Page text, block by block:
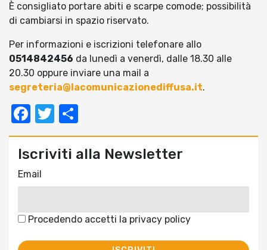
È consigliato portare abiti e scarpe comode; possibilità
di cambiarsi in spazio riservato.
Per informazioni e iscrizioni telefonare allo
0514842456 da lunedì a venerdì, dalle 18.30 alle
20.30 oppure inviare una mail a
segreteria@lacomunicazionediffusa.it.
Facebook
Twitter
Iscriviti alla Newsletter
Email
Procedendo accetti la privacy policy